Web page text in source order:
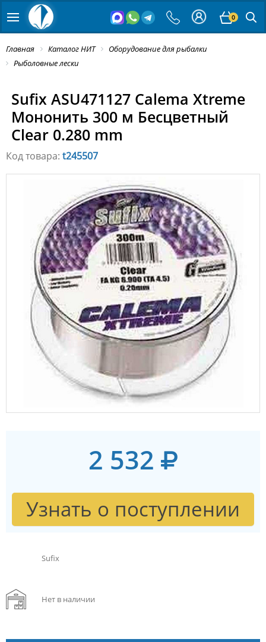
0
Главная Каталог НИТ
Оборудование для рыбалки
Рыболовные лески
Sufix ASU471127 Calema Xtreme
Мононить 300 м Бесцветный
Clear 0.280 mm
Код товара: t245507
2 532
Узнать о поступлении
Sufix
Нет в наличии